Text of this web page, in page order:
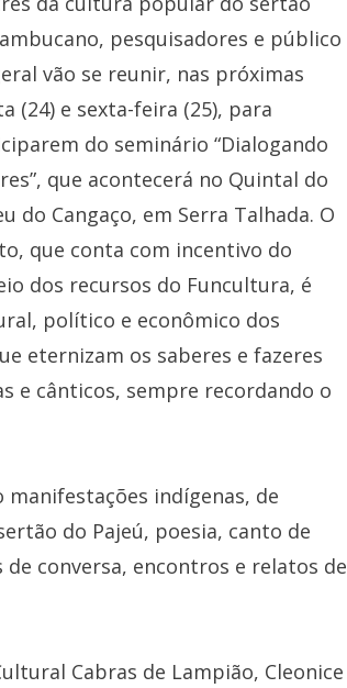
pesquisadores e público
vão se reunir, nas próximas
(24) e sexta-feira (25), para
do seminário “Dialogando
que acontecerá no Quintal do
do Cangaço, em Serra Talhada. O
que conta com incentivo do
dos recursos do Funcultura, é
político e econômico dos
eternizam os saberes e fazeres
e cânticos, sempre recordando o
indígenas, de
do Pajeú, poesia, canto de
conversa, encontros e relatos de
Cabras de Lampião, Cleonice